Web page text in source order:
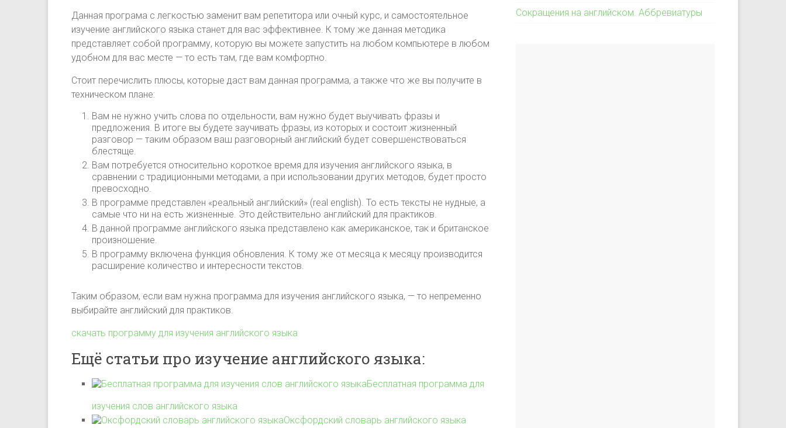
Данная програма с легкостью заменит вам репетитора или очный курс, и самостоятельное
изучение английского языка станет для вас эффективнее. К тому же данная методика
представляет собой программу, которую вы можете запустить на любом компьютере в любом
удобном для вас месте — то есть там, где вам комфортно.
Стоит перечислить плюсы, которые даст вам данная программа, а также что же вы получите в
техническом плане:
Вам не нужно учить слова по отдельности, вам нужно будет выучивать фразы и
предложения. В итоге вы будете заучивать фразы, из которых и состоит жизненный
разговор — таким образом ваш разговорный английский будет совершенствоваться
блестяще.
Вам потребуется относительно короткое время для изучения английского языка, в
сравнении с традиционными методами, а при использовании других методов, будет просто
превосходно.
В программе представлен «реальный английский» (real english). То есть тексты не нудные, а
самые что ни на есть жизненные. Это действительно английский для практиков.
В данной программе английского языка представлено как американское, так и британское
произношение.
В программу включена функция обновления. К тому же от месяца к месяцу производится
расширение количество и интересности текстов.
Таким образом, если вам нужна программа для изучения английского языка, — то непременно
выбирайте английский для практиков.
скачать программу для изучения английского языка
Ещё статьи про изучение английского языка:
Бесплатная программа для
изучения слов английского языка
Оксфордский словарь английского языка
Сокращения на английском. Аббревиатуры